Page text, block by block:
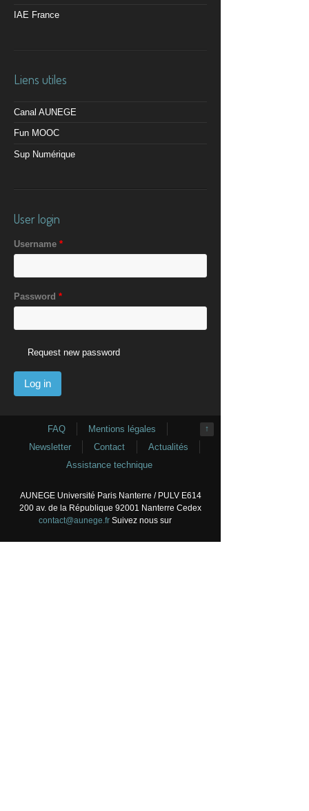
IAE France
Liens utiles
Canal AUNEGE
Fun MOOC
Sup Numérique
User login
Username *
Password *
Request new password
↑
FAQ
Mentions légales
Newsletter
Contact
Actualités
Assistance technique
AUNEGE Université Paris Nanterre / PULV E614
200 av. de la République 92001 Nanterre Cedex
contact@aunege.frSuivez nous sur